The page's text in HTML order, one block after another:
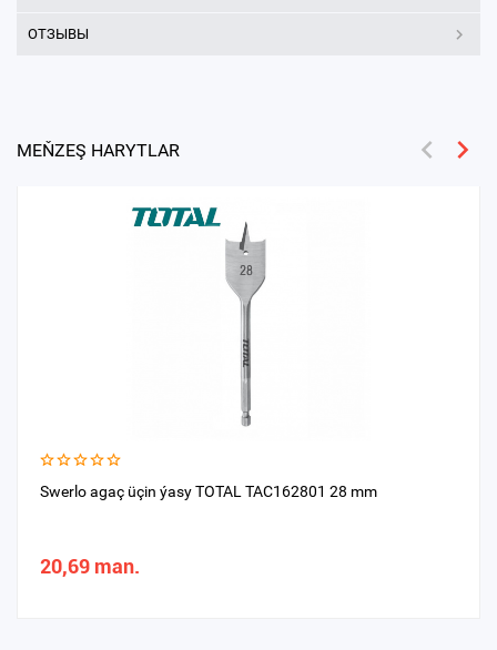
ОТЗЫВЫ
MEŇZEŞ HARYTLAR
Swerlo agaç üçin ýasy TOTAL TAC162801 28 mm
20,69 man.